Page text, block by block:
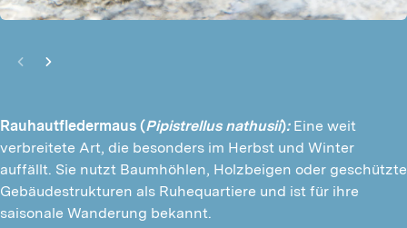
Rauhautfledermaus (Pipistrellus nathusii):Eine weit
verbreitete Art, die besonders im Herbst und Winter
auffällt. Sie nutzt Baumhöhlen, Holzbeigen oder geschützte
Gebäudestrukturen als Ruhequartiere und ist für ihre
saisonale Wanderung bekannt.